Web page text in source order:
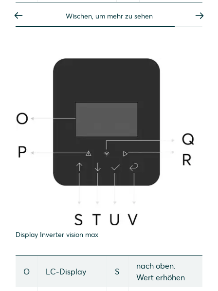
Wischen, um mehr zu sehen
Display Inverter vision max
O LC-Display S
nach oben:
Wert erhöhen